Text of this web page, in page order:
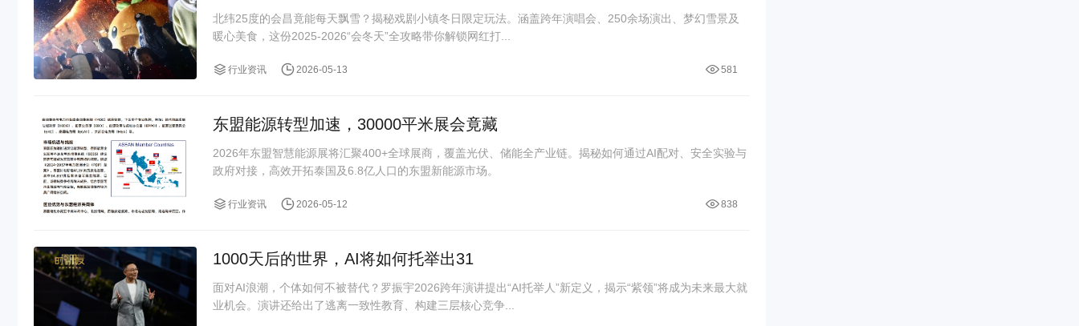
北纬25度的会昌竟能每天飘雪？揭秘戏剧小镇冬日限定玩法。涵盖跨年演唱会、250余场演出、梦幻雪景及
暖心美食，这份2025-2026“会冬天”全攻略带你解锁网红打...
行业资讯 2026-05-13 581
东盟能源转型加速，30000平米展会竟藏
2026年东盟智慧能源展将汇聚400+全球展商，覆盖光伏、储能全产业链。揭秘如何通过AI配对、安全实验与
政府对接，高效开拓泰国及6.8亿人口的东盟新能源市场。
行业资讯 2026-05-12 838
1000天后的世界，AI将如何托举出31
面对AI浪潮，个体如何不被替代？罗振宇2026跨年演讲提出“AI托举人”新定义，揭示“紫领”将成为未来最大就
业机会。演讲还给出了逃离一致性教育、构建三层核心竞争...